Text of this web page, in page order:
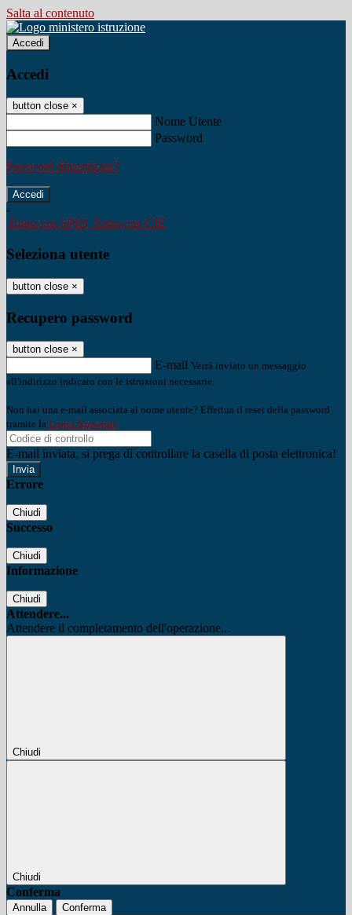
Salta al contenuto
Accedi
Accedi
button close ×
Nome Utente
Password
Password dimenticata?
-
Entra con SPID Entra con CIE
Seleziona utente
button close ×
Recupero password
button close ×
E-mail Verrà inviato un messaggio
all'indirizzo indicato con le istruzioni necessarie.
Non hai una e-mail associata al nome utente? Effettua il reset della password
tramite la Login Spaggiari
E-mail inviata, si prega di controllare la casella di posta elettronica!
Errore
Chiudi
Successo
Chiudi
Informazione
Chiudi
Attendere...
Attendere il completamento dell'operazione...
Chiudi
Chiudi
Conferma
Annulla Conferma